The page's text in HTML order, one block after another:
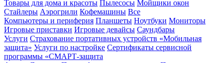
Товары для дома и красоты Пылесосы Мойщики окон
Стайлеры Аэрогрили Кофемашины Все
Компьютеры и периферия Планшеты Ноутбуки Мониторы
Игровые приставки Игровые девайсы Саундбары
Услуги Страхование портативных устройств «Мобильная
защита» Услуги по настройке Сертификаты сервисной
программы «СМАРТ-защита